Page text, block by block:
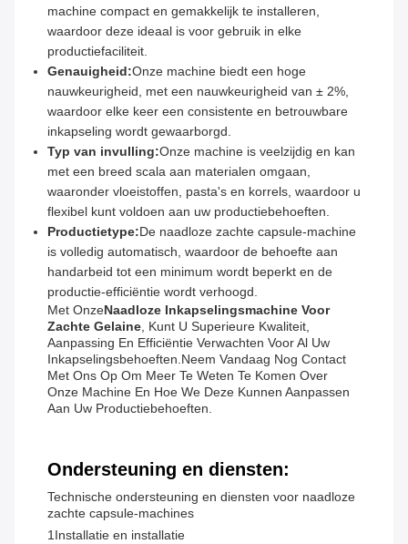
machine compact en gemakkelijk te installeren,
waardoor deze ideaal is voor gebruik in elke
productiefaciliteit.
Genauigheid:Onze machine biedt een hoge
nauwkeurigheid, met een nauwkeurigheid van ± 2%,
waardoor elke keer een consistente en betrouwbare
inkapseling wordt gewaarborgd.
Typ van invulling:Onze machine is veelzijdig en kan
met een breed scala aan materialen omgaan,
waaronder vloeistoffen, pasta's en korrels, waardoor u
flexibel kunt voldoen aan uw productiebehoeften.
Productietype:De naadloze zachte capsule-machine
is volledig automatisch, waardoor de behoefte aan
handarbeid tot een minimum wordt beperkt en de
productie-efficiëntie wordt verhoogd.
Met OnzeNaadloze Inkapselingsmachine Voor
Zachte Gelaine, Kunt U Superieure Kwaliteit,
Aanpassing En Efficiëntie Verwachten Voor Al Uw
Inkapselingsbehoeften.Neem Vandaag Nog Contact
Met Ons Op Om Meer Te Weten Te Komen Over
Onze Machine En Hoe We Deze Kunnen Aanpassen
Aan Uw Productiebehoeften.
Ondersteuning en diensten:
Technische ondersteuning en diensten voor naadloze
zachte capsule-machines
1Installatie en installatie